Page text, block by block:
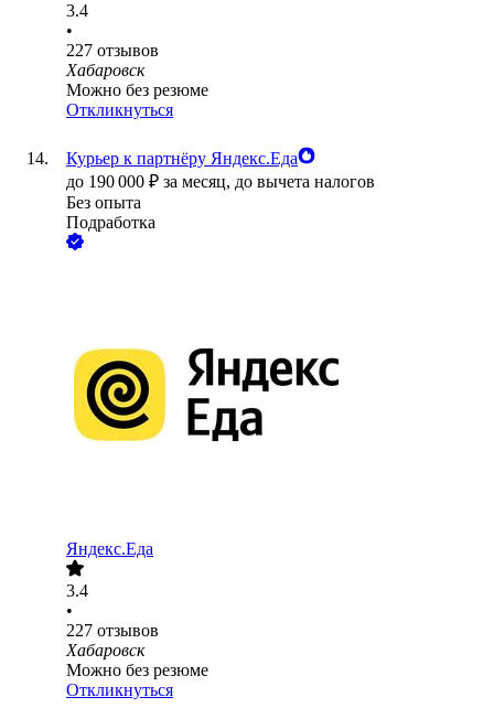
3.4
•
227 отзывов
Хабаровск
Можно без резюме
Откликнуться
Курьер к партнёру Яндекс.Еда
до 190 000 ₽ за месяц, до вычета налогов
Без опыта
Подработка
Яндекс.Еда
3.4
•
227 отзывов
Хабаровск
Можно без резюме
Откликнуться